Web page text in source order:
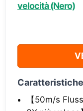
velocità (Nero)
Caratteristiche
【50m/s